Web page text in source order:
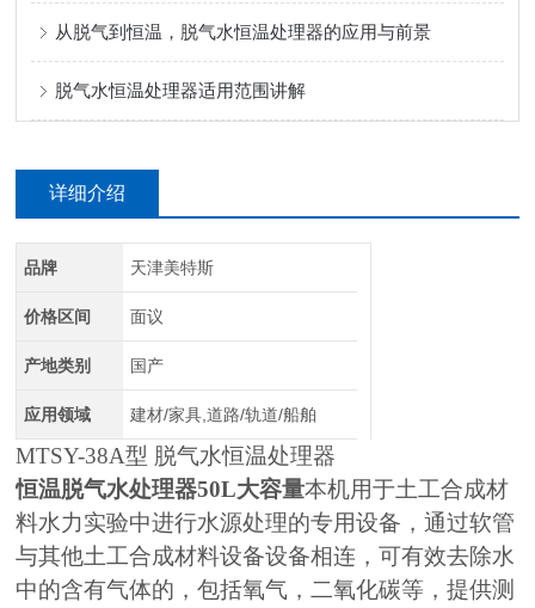
从脱气到恒温，脱气水恒温处理器的应用与前景
脱气水恒温处理器适用范围讲解
详细介绍
品牌 天津美特斯
价格区间 面议
产地类别 国产
应用领域 建材/家具,道路/轨道/船舶
MTSY-38A型 脱气水恒温处理器
恒温脱气水处理器50L大容量本机用于土工合成材
料水力实验中进行水源处理的专用设备，通过软管
与其他土工合成材料设备设备相连，可有效去除水
中的含有气体的，包括氧气，二氧化碳等，提供测